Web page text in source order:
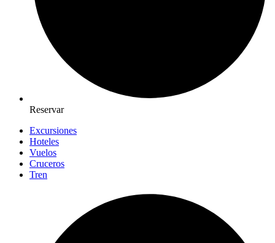
Reservar
Excursiones
Hoteles
Vuelos
Cruceros
Tren